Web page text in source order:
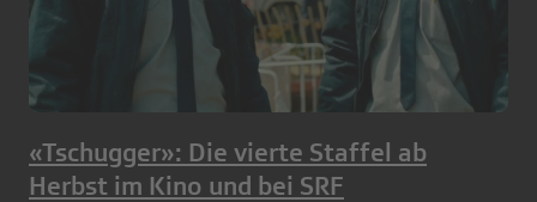
«Tschugger»: Die vierte Staffel ab
Herbst im Kino und bei SRF